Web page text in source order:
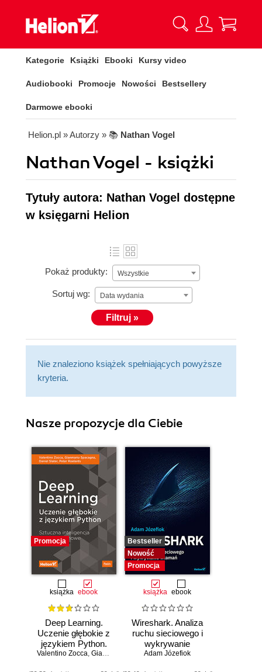
Kategorie Książki Ebooki Kursy video
Audiobooki Promocje Nowości Bestsellery
Darmowe ebooki
Helion.pl » Autorzy » 📚 Nathan Vogel
Nathan Vogel - książki
Tytuły autora: Nathan Vogel dostępne
w księgarni Helion
Pokaż produkty: Wszystkie
Sortuj wg: Data wydania
Filtruj »
Nie znaleziono książek spełniających powyższe
kryteria.
Nasze propozycje dla Ciebie
Promocja
książka ebook
Deep Learning.
Uczenie głębokie z
językiem Python.
Sztuczna
Valentino Zocca, Gianmario Spacagna , Daniel Slater
Bestseller
Nowość
Promocja
książka ebook
Wireshark. Analiza
ruchu sieciowego i
wykrywanie
włamań
Adam Józefiok